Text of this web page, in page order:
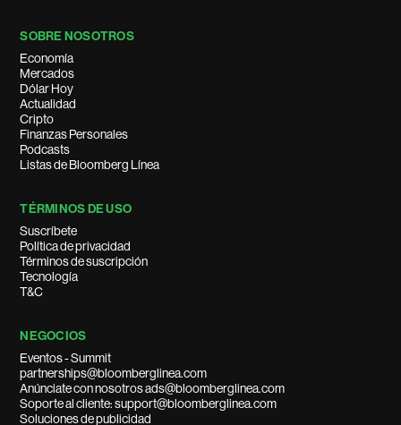
SOBRE NOSOTROS
Economía
Mercados
Dólar Hoy
Actualidad
Cripto
Finanzas Personales
Podcasts
Listas de Bloomberg Línea
TÉRMINOS DE USO
Suscríbete
Política de privacidad
Términos de suscripción
Tecnología
T&C
NEGOCIOS
Eventos - Summit
partnerships@bloomberglinea.com
Anúnciate con nosotros ads@bloomberglinea.com
Soporte al cliente: support@bloomberglinea.com
Soluciones de publicidad